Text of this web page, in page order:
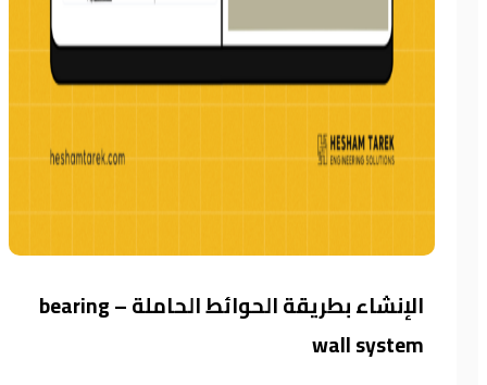
الإنشاء بطريقة الحوائط الحاملة – bearing
wall system